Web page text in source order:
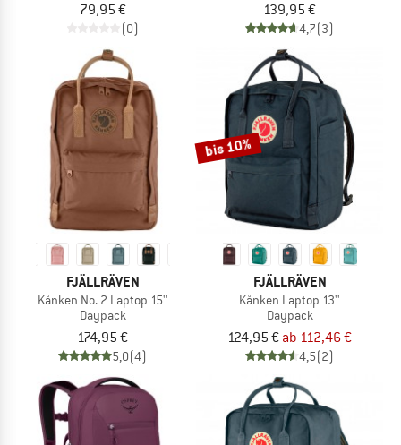
79,95 €
(0)
139,95 €
4,7(3)
FJÄLLRÄVEN
Kånken No. 2 Laptop 15''
Daypack
174,95 €
5,0(4)
bis 10%
FJÄLLRÄVEN
Kånken Laptop 13''
Daypack
124,95 € ab 112,46 €
4,5(2)